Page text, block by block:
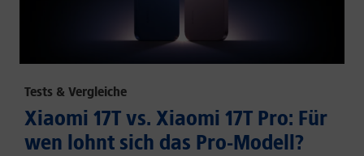
Tests & Vergleiche
Xiaomi 17T vs. Xiaomi 17T Pro: Für
wen lohnt sich das Pro-Modell?